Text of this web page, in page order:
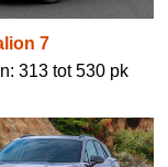
7
313 tot 530 pk